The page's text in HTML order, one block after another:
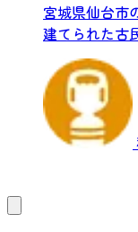
宮城県仙台市
建てられた古
す。歴...